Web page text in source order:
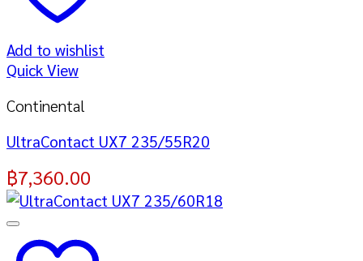
Add to wishlist
Quick View
Continental
UltraContact UX7 235/55R20
฿7,360.00